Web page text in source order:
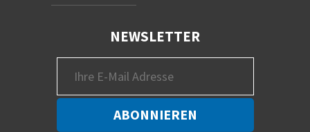
NEWSLETTER